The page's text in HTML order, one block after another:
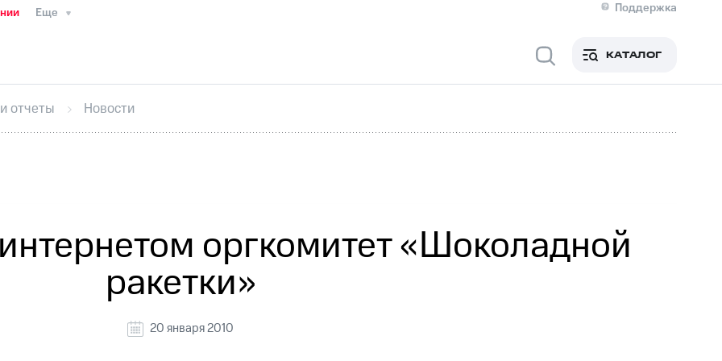
Еще
Поддержка
Медиа-центр
ИнтервьюФинансовая отчетностьКонтактыПригласить спикера
секретарьРаскрытие информации
кабинет акционераАкционерный капиталКонтроль и аудитРынок акций
КАТАЛОГ
отчеты Новости
оргкомитет «Шоколадной
ракетки»
20 января 2010